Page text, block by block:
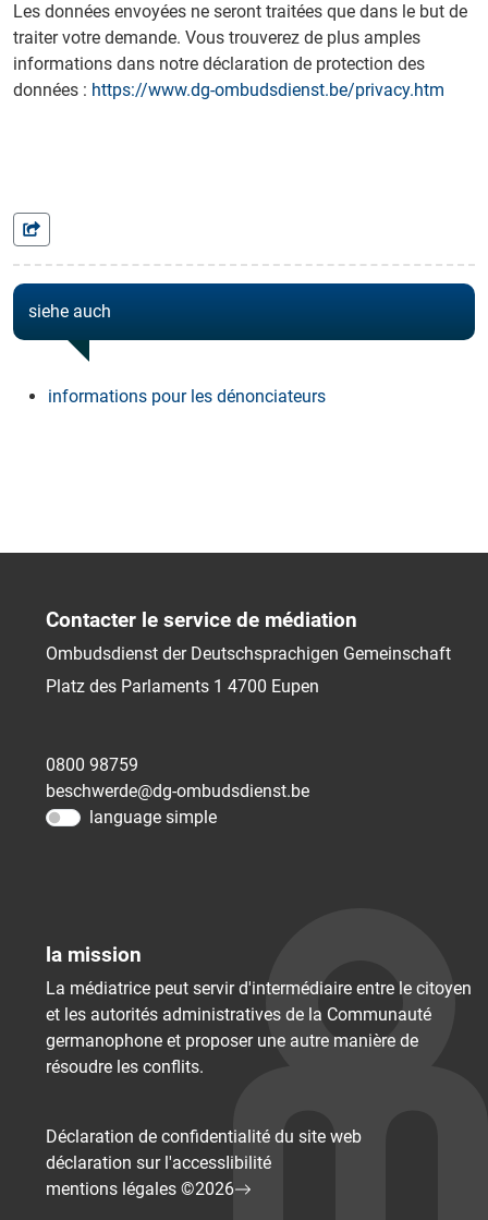
Les données envoyées ne seront traitées que dans le but de
traiter votre demande. Vous trouverez de plus amples
informations dans notre déclaration de protection des
données : https://www.dg-ombudsdienst.be/privacy.htm
siehe auch
informations pour les dénonciateurs
Contacter le service de médiation
Ombudsdienst der Deutschsprachigen Gemeinschaft
Platz des Parlaments 1 4700 Eupen
0800 98759
beschwerde@dg-ombudsdienst.be
language simple
la mission
La médiatrice peut servir d'intermédiaire entre le citoyen
et les autorités administratives de la Communauté
germanophone et proposer une autre manière de
résoudre les conflits.
Déclaration de confidentialité du site web
déclaration sur l'accessIibilité
mentions légales ©2026